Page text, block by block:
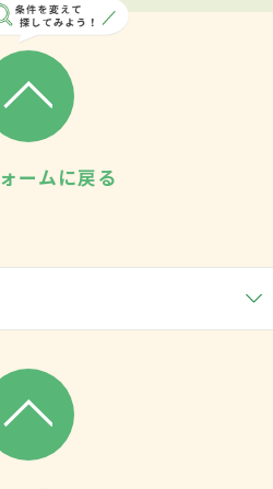
ームに戻る